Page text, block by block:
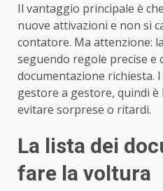
Il vantaggio principale è
nuove attivazioni e non si
contatore. Ma attenzione:
seguendo regole precise e
documentazione richiesta.
gestore a gestore, quindi
evitare sorprese o ritardi.
La lista dei
fare la voltura